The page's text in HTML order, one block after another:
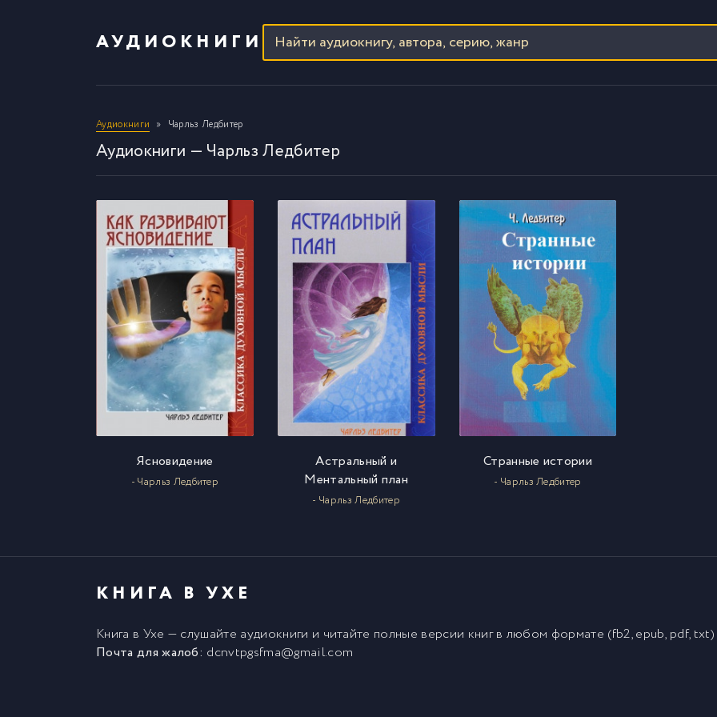
АУДИОКНИГИ
Аудиокниги Чарльз Ледбитер
Аудиокниги — Чарльз Ледбитер
Ясновидение
- Чарльз Ледбитер
Астральный и
Ментальный план
- Чарльз Ледбитер
Странные истории
- Чарльз Ледбитер
КНИГА В УХЕ
Книга в Ухе — слушайте аудиокниги и читайте полные версии книгв любом формате (fb2, epub, pdf,
Почта для жалоб: dcnvtpgsfma@gmail.com